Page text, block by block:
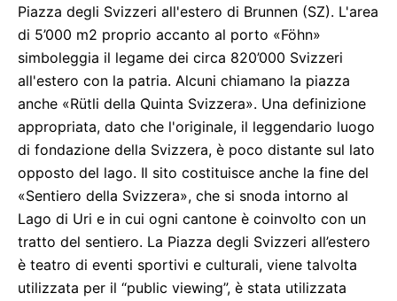
Piazza degli Svizzeri all'estero di Brunnen (SZ). L'area
di 5’000 m2 proprio accanto al porto «Föhn»
simboleggia il legame dei circa 820’000 Svizzeri
all'estero con la patria. Alcuni chiamano la piazza
anche «Rütli della Quinta Svizzera». Una definizione
appropriata, dato che l'originale, il leggendario luogo
di fondazione della Svizzera, è poco distante sul lato
opposto del lago. Il sito costituisce anche la fine del
«Sentiero della Svizzera», che si snoda intorno al
Lago di Uri e in cui ogni cantone è coinvolto con un
tratto del sentiero. La Piazza degli Svizzeri all’estero
è teatro di eventi sportivi e culturali, viene talvolta
utilizzata per il “public viewing”, è stata utilizzata